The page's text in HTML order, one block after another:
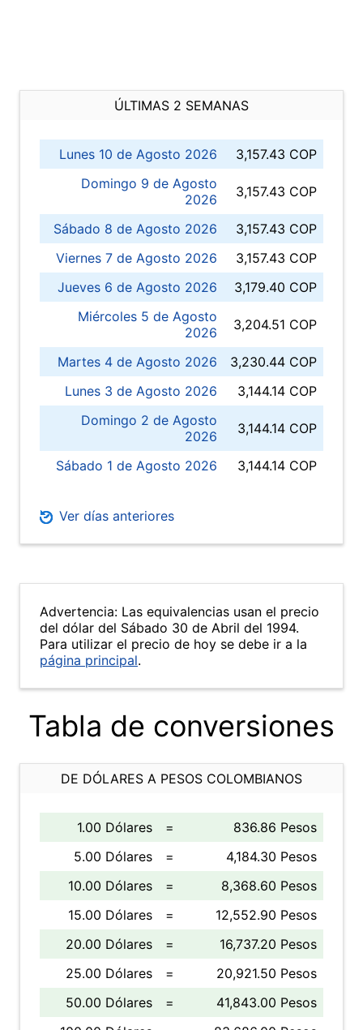
ÚLTIMAS 2 SEMANAS
Lunes 10 de Agosto 2026
3,157.43 COP
Domingo 9 de Agosto
2026
3,157.43 COP
Sábado 8 de Agosto 2026
3,157.43 COP
Viernes 7 de Agosto 2026
3,157.43 COP
Jueves 6 de Agosto 2026
3,179.40 COP
Miércoles 5 de Agosto
2026
3,204.51 COP
Martes 4 de Agosto 2026
3,230.44 COP
Lunes 3 de Agosto 2026
3,144.14 COP
Domingo 2 de Agosto
2026
3,144.14 COP
Sábado 1 de Agosto 2026 3,144.14 COP
Ver días anteriores
Advertencia: Las equivalencias usan el precio
del dólar del Sábado 30 de Abril del 1994.
Para utilizar el precio de hoy se debe ir a la
página principal.
Tabla de conversiones
DE DÓLARES A PESOS COLOMBIANOS
1.00 Dólares =
836.86 Pesos
5.00 Dólares
=
4,184.30 Pesos
10.00 Dólares
=
8,368.60 Pesos
15.00 Dólares
=
12,552.90 Pesos
20.00 Dólares
=
16,737.20 Pesos
25.00 Dólares
=
20,921.50 Pesos
50.00 Dólares
=
41,843.00 Pesos